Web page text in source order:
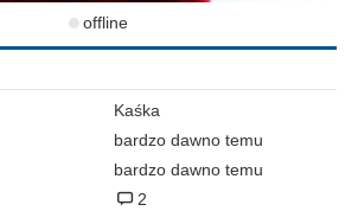
offline
Kaśka
bardzo dawno temu
bardzo dawno temu
2